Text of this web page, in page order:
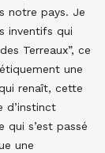
notre pays. Je
inventifs qui
Terreaux”, ce
une
renaît, cette
d’instinct
qui s’est passé
une